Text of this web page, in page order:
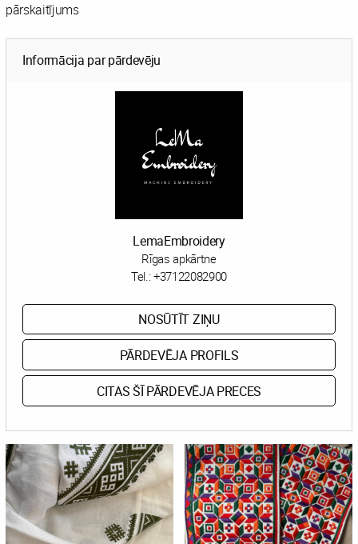
pārskaitījums
Informācija par pārdevēju
LemaEmbroidery
Rīgas apkārtne
Tel.: +37122082900
NOSŪTĪT ZIŅU
PĀRDEVĒJA PROFILS
CITAS ŠĪ PĀRDEVĒJA PRECES